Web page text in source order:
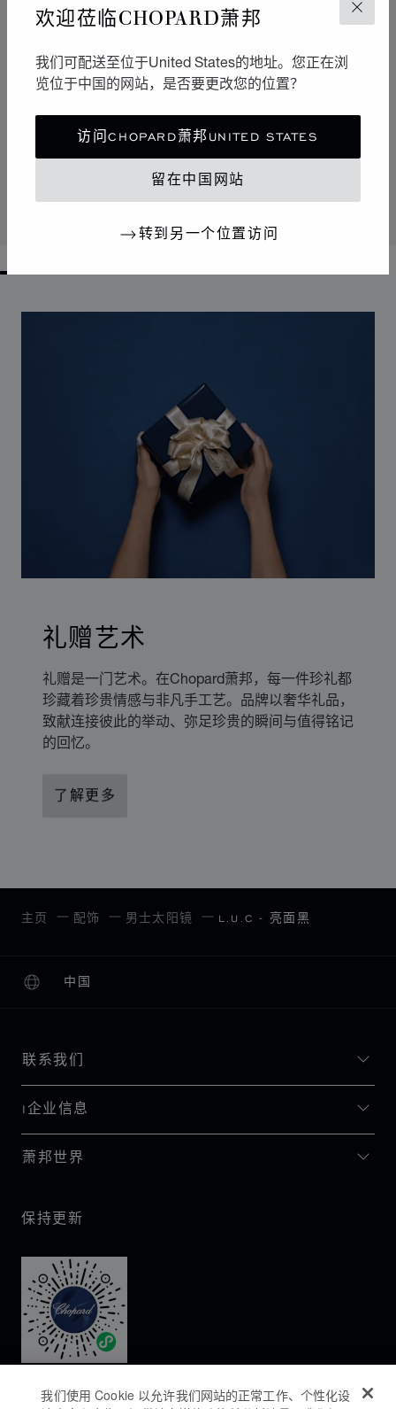
关闭
欢迎莅临CHOPARD萧邦
我们可配送至位于United States的地址。您正在浏
览位于中国的网站，是否要更改您的位置？
访问CHOPARD萧邦UNITED STATES
留在中国网站
转到另一个位置访问
CLASSIC RACING
GO TO SLIDE 1
GO TO SLIDE 2
GO TO SLIDE 3
GO TO SLIDE 4
GO TO SLIDE 5
GO TO SLIDE 6
GO TO SLIDE 7
GO TO SLIDE 8
GO TO SLIDE 9
GO TO SLIDE 10
礼赠艺术
礼赠是一门艺术。在Chopard萧邦，每一件珍礼都
珍藏着珍贵情感与非凡手工艺。品牌以奢华礼品，
致献连接彼此的举动、弥足珍贵的瞬间与值得铭记
的回忆。
了解更多
主页 配饰 男士太阳镜 L.U.C - 亮面黑
中国
本地化（更改国家/地区）
更改国家/地区
联系我们
I企业信息
萧邦世界
保持更新
我们使用 Cookie 以允许我们网站的正常工作、个性化设